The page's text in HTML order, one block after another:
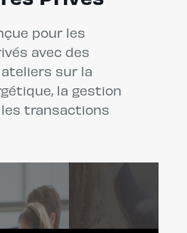
pour les
avec des
sur la
la gestion
transactions